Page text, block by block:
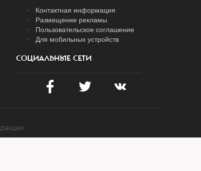
Контактная информация
Размещение рекламы
Пользовательское соглашение
Для мобильных устройств
СОЦИАЛЬНЫЕ СЕТИ